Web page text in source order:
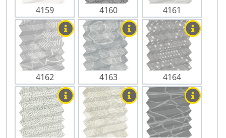
4159 4160 4161
4162 4163 4164